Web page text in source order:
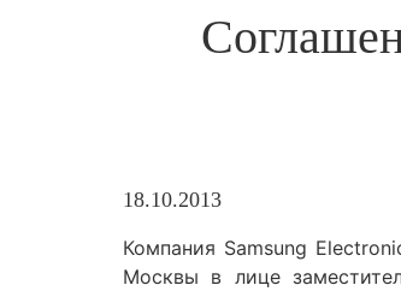
18.10.2013
Компания Samsung
Москвы в лице